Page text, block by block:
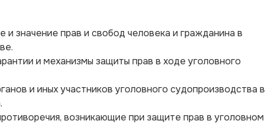
и значение прав и свобод человека и гражданина в
и механизмы защиты прав в ходе уголовного
и иных участников уголовного судопроизводства в
возникающие при защите прав в уголовном